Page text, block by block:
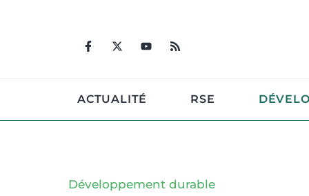
ACTUALITÉ RSE
Développement durable